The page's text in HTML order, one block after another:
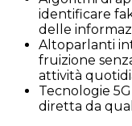
identificare
delle
Altoparlanti
fruizione
attività
Tecnologie
diretta da